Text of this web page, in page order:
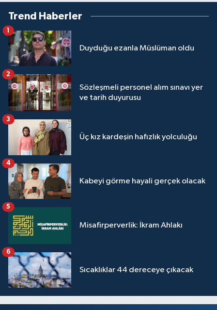
Trend Haberler
Duyduğu ezanla Müslüman oldu
1
Sözleşmeli personel alım sınavı yer
ve tarih duyurusu
2
Üç kız kardeşin hafızlık yolculuğu
3
Kabeyi görme hayali gerçek olacak
4
Misafirperverlik: İkram Ahlakı
5
Sıcaklıklar 44 dereceye çıkacak
6